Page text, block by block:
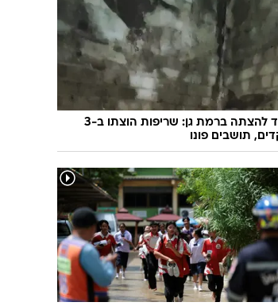
שלי נרצחה בגללך": עימות סוער בין מירי
לאביה של שני לוק